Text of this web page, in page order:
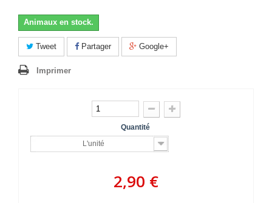
Animaux en stock.
Tweet Partager Google+
Imprimer
Quantité
L'unité
2,90 €